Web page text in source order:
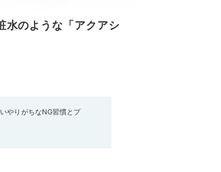
水のような「アクアシ
やりがちなNG習慣とプ